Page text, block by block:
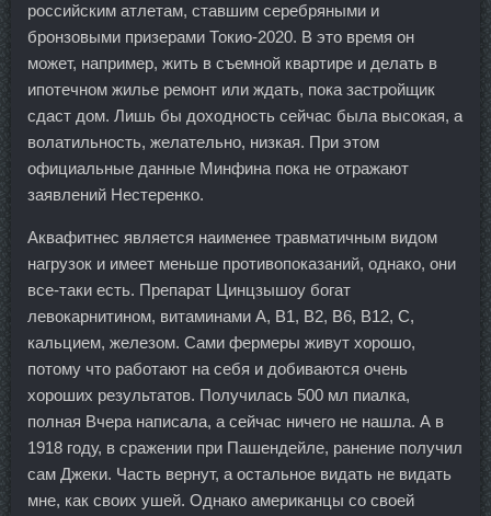
российским атлетам, ставшим серебряными и
бронзовыми призерами Токио-2020. В это время он
может, например, жить в съемной квартире и делать в
ипотечном жилье ремонт или ждать, пока застройщик
сдаст дом. Лишь бы доходность сейчас была высокая, а
волатильность, желательно, низкая. При этом
официальные данные Минфина пока не отражают
заявлений Нестеренко.
Аквафитнес является наименее травматичным видом
нагрузок и имеет меньше противопоказаний, однако, они
все-таки есть. Препарат Цинцзышоу богат
левокарнитином, витаминами А, В1, В2, В6, В12, С,
кальцием, железом. Сами фермеры живут хорошо,
потому что работают на себя и добиваются очень
хороших результатов. Получилась 500 мл пиалка,
полная Вчера написала, а сейчас ничего не нашла. А в
1918 году, в сражении при Пашендейле, ранение получил
сам Джеки. Часть вернут, а остальное видать не видать
мне, как своих ушей. Однако американцы со своей